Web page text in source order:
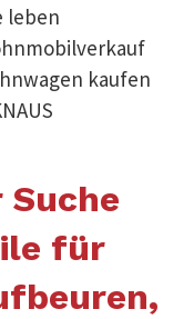
leben
kaufen
Suche
für